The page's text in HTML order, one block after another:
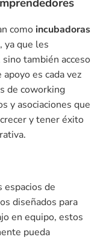
como incubadoras
, ya que les
también acceso
es cada vez
de coworking
y asociaciones que
y tener éxito
espacios de
diseñados para
en equipo, estos
pueda